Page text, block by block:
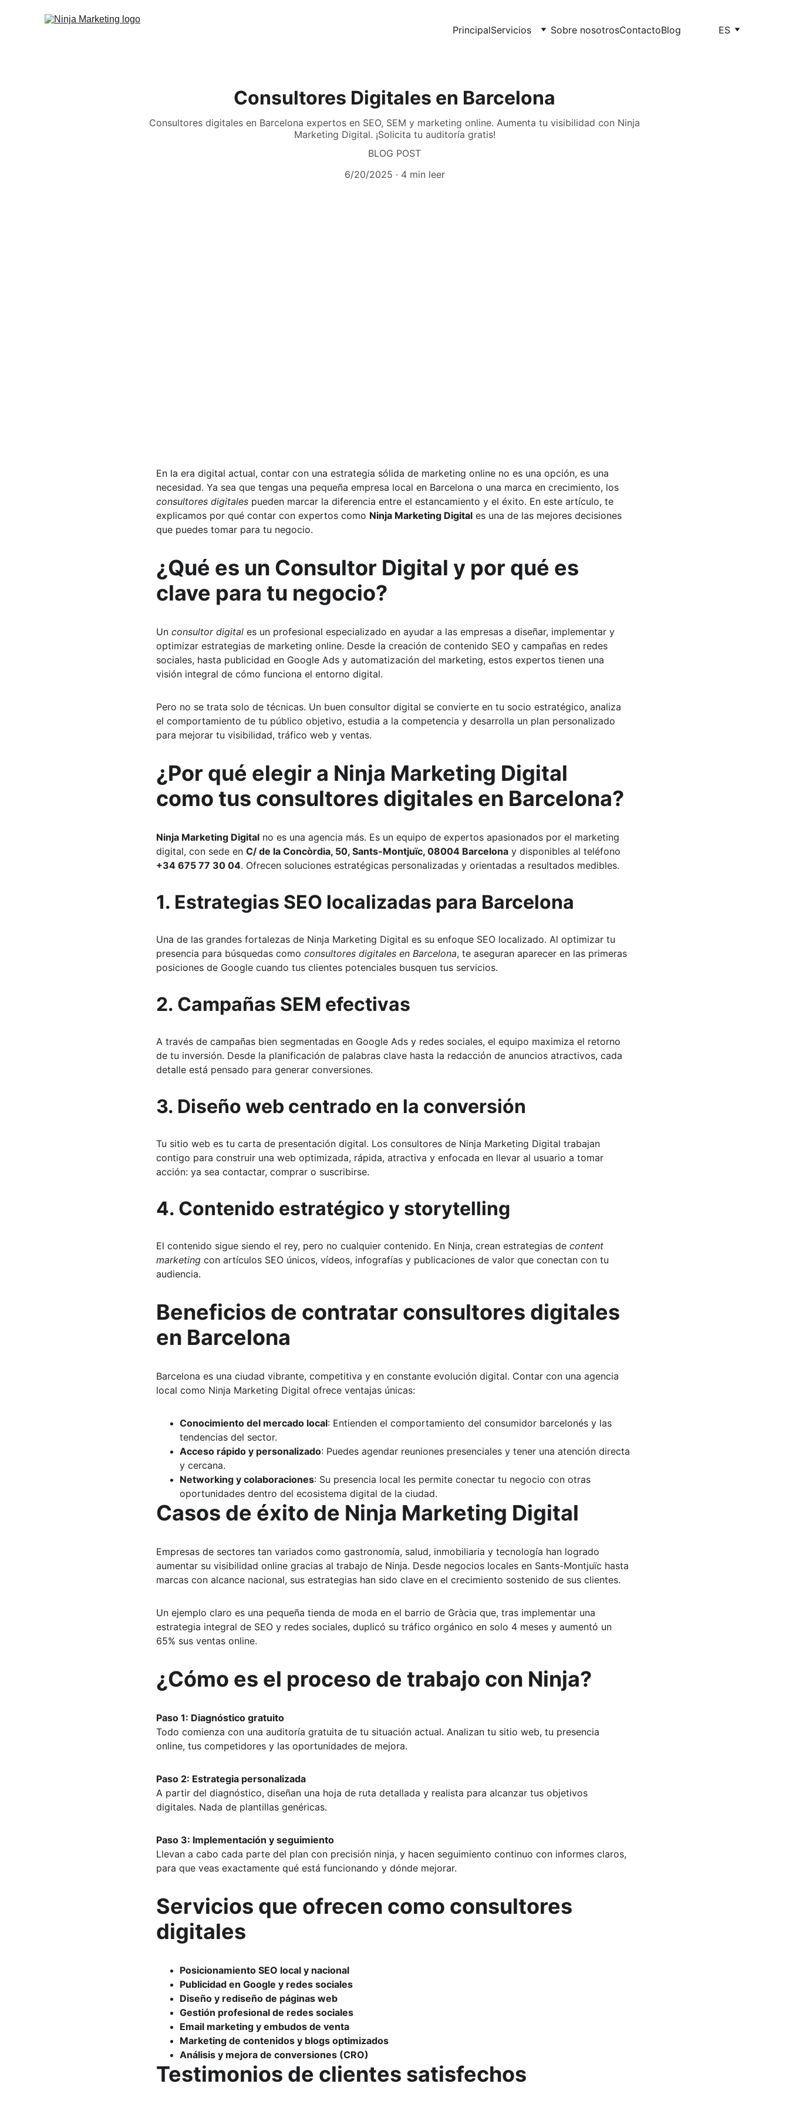
PrincipalServicios Sobre nosotrosContactoBlog ES
Consultores Digitales en Barcelona
Consultores digitales en Barcelona expertos en SEO, SEM y marketing online. Aumenta tu visibilidad con Ninja
Marketing Digital. ¡Solicita tu auditoría gratis!
BLOG POST
6/20/2025
4 min leer
En la era digital actual, contar con una estrategia sólida de marketing online no es una opción, es una
necesidad. Ya sea que tengas una pequeña empresa local en Barcelona o una marca en crecimiento, los
consultores digitales pueden marcar la diferencia entre el estancamiento y el éxito. En este artículo, te
explicamos por qué contar con expertos como Ninja Marketing Digital es una de las mejores decisiones
que puedes tomar para tu negocio.
¿Qué es un Consultor Digital y por qué es
clave para tu negocio?
Un consultor digital es un profesional especializado en ayudar a las empresas a diseñar, implementar y
optimizar estrategias de marketing online. Desde la creación de contenido SEO y campañas en redes
sociales, hasta publicidad en Google Ads y automatización del marketing, estos expertos tienen una
visión integral de cómo funciona el entorno digital.
Pero no se trata solo de técnicas. Un buen consultor digital se convierte en tu socio estratégico, analiza
el comportamiento de tu público objetivo, estudia a la competencia y desarrolla un plan personalizado
para mejorar tu visibilidad, tráfico web y ventas.
¿Por qué elegir a Ninja Marketing Digital
como tus consultores digitales en Barcelona?
Ninja Marketing Digital no es una agencia más. Es un equipo de expertos apasionados por el marketing
digital, con sede en C/ de la Concòrdia, 50, Sants-Montjuïc, 08004 Barcelona y disponibles al teléfono
+34 675 77 30 04. Ofrecen soluciones estratégicas personalizadas y orientadas a resultados medibles.
1. Estrategias SEO localizadas para Barcelona
Una de las grandes fortalezas de Ninja Marketing Digital es su enfoque SEO localizado. Al optimizar tu
presencia para búsquedas como consultores digitales en Barcelona, te aseguran aparecer en las primeras
posiciones de Google cuando tus clientes potenciales busquen tus servicios.
2. Campañas SEM efectivas
A través de campañas bien segmentadas en Google Ads y redes sociales, el equipo maximiza el retorno
de tu inversión. Desde la planificación de palabras clave hasta la redacción de anuncios atractivos, cada
detalle está pensado para generar conversiones.
3. Diseño web centrado en la conversión
Tu sitio web es tu carta de presentación digital. Los consultores de Ninja Marketing Digital trabajan
contigo para construir una web optimizada, rápida, atractiva y enfocada en llevar al usuario a tomar
acción: ya sea contactar, comprar o suscribirse.
4. Contenido estratégico y storytelling
El contenido sigue siendo el rey, pero no cualquier contenido. En Ninja, crean estrategias de content
marketing con artículos SEO únicos, vídeos, infografías y publicaciones de valor que conectan con tu
audiencia.
Beneficios de contratar consultores digitales
en Barcelona
Barcelona es una ciudad vibrante, competitiva y en constante evolución digital. Contar con una agencia
local como Ninja Marketing Digital ofrece ventajas únicas:
Conocimiento del mercado local: Entienden el comportamiento del consumidor barcelonés y las
tendencias del sector.
Acceso rápido y personalizado: Puedes agendar reuniones presenciales y tener una atención directa
y cercana.
Networking y colaboraciones: Su presencia local les permite conectar tu negocio con otras
oportunidades dentro del ecosistema digital de la ciudad.
Casos de éxito de Ninja Marketing Digital
Empresas de sectores tan variados como gastronomía, salud, inmobiliaria y tecnología han logrado
aumentar su visibilidad online gracias al trabajo de Ninja. Desde negocios locales en Sants-Montjuïc hasta
marcas con alcance nacional, sus estrategias han sido clave en el crecimiento sostenido de sus clientes.
Un ejemplo claro es una pequeña tienda de moda en el barrio de Gràcia que, tras implementar una
estrategia integral de SEO y redes sociales, duplicó su tráfico orgánico en solo 4 meses y aumentó un
65% sus ventas online.
¿Cómo es el proceso de trabajo con Ninja?
Paso 1: Diagnóstico gratuito
Todo comienza con una auditoría gratuita de tu situación actual. Analizan tu sitio web, tu presencia
online, tus competidores y las oportunidades de mejora.
Paso 2: Estrategia personalizada
A partir del diagnóstico, diseñan una hoja de ruta detallada y realista para alcanzar tus objetivos
digitales. Nada de plantillas genéricas.
Paso 3: Implementación y seguimiento
Llevan a cabo cada parte del plan con precisión ninja, y hacen seguimiento continuo con informes claros,
para que veas exactamente qué está funcionando y dónde mejorar.
Servicios que ofrecen como consultores
digitales
Posicionamiento SEO local y nacional
Publicidad en Google y redes sociales
Diseño y rediseño de páginas web
Gestión profesional de redes sociales
Email marketing y embudos de venta
Marketing de contenidos y blogs optimizados
Análisis y mejora de conversiones (CRO)
Testimonios de clientes satisfechos